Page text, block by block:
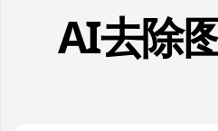
AI去除